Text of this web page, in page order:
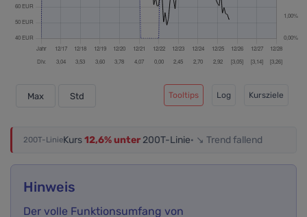
Max Std Tooltips Log Kursziele
200T-LinieKurs12,6% unter200T-Linie· ↘ Trend fallend
Hinweis
Der volle Funktionsumfang von